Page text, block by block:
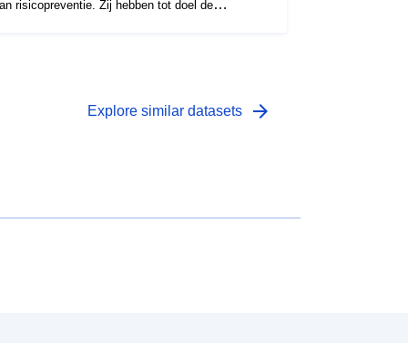
risicopreventie. Zij hebben tot doel de
de territoria (DDT). Deze plannen regelen
Explore similar datasets arrow_forward